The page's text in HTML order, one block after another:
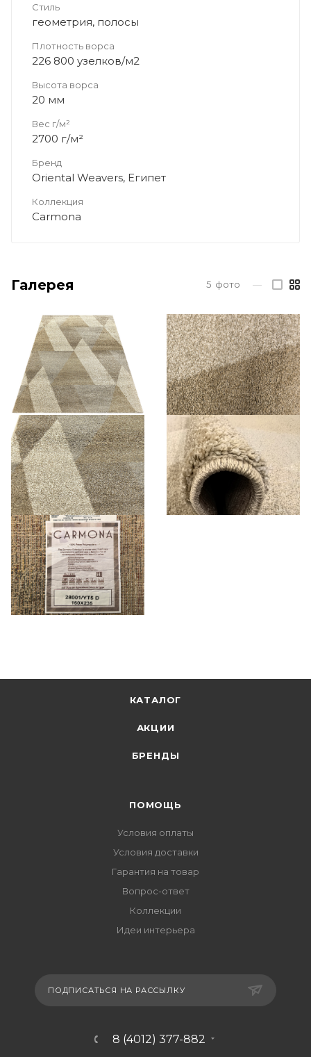
Стиль
геометрия, полосы
Плотность ворса
226 800 узелков/м2
Высота ворса
20 мм
Вес г/м²
2700 г/м²
Бренд
Oriental Weavers, Египет
Коллекция
Carmona
Галерея 5 фото —
КАТАЛОГ
АКЦИИ
БРЕНДЫ
ПОМОЩЬ
Условия оплаты
Условия доставки
Гарантия на товар
Вопрос-ответ
Коллекции
Идеи интерьера
ПОДПИСАТЬСЯ НА РАССЫЛКУ
8 (4012) 377-882